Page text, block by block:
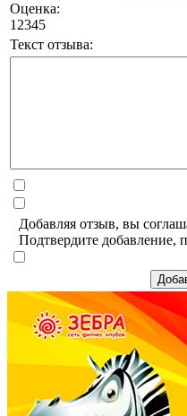
Оценка:
1 2345
Текст отзыва:
Добавляя отзыв, вы
Подтвердите добавление,